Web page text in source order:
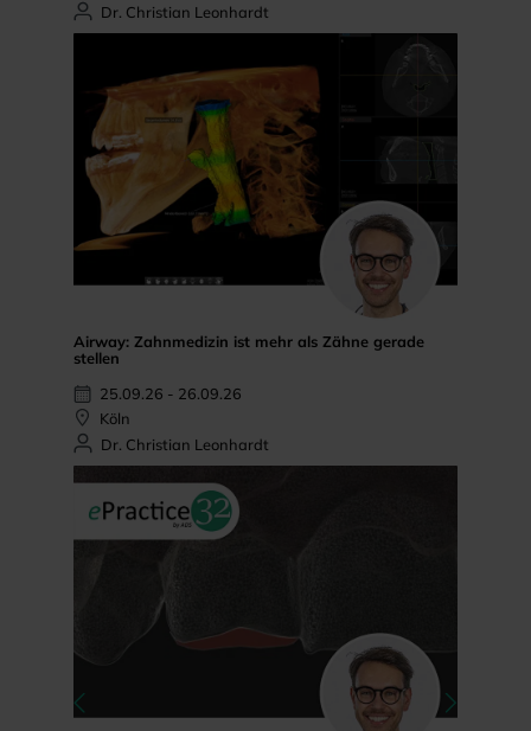
Dr. Christian Leonhardt
Airway: Zahnmedizin ist mehr als Zähne gerade
stellen
25.09.26 - 26.09.26
Köln
Dr. Christian Leonhardt